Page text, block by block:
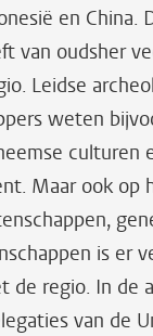
en China.
van oudsher
Leidse
weten
culturen
Maar ook op
is er
de regio. In de
van de